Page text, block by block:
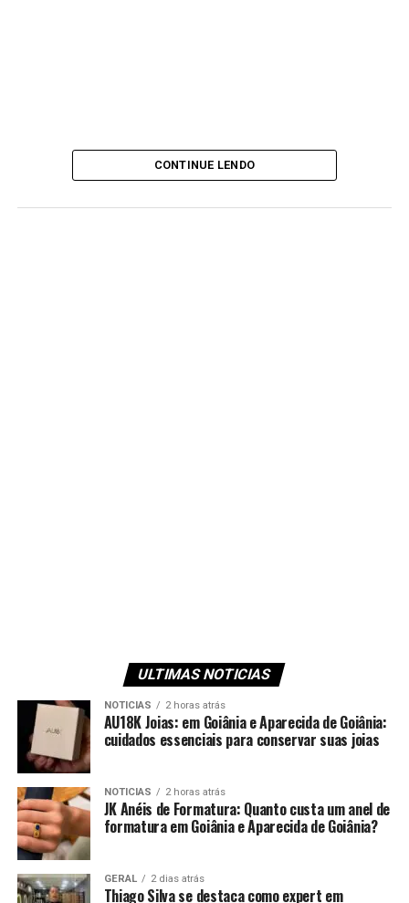
CONTINUE LENDO
ULTIMAS NOTICIAS
NOTICIAS 2 horas atrás
AU18K Joias: em Goiânia e Aparecida de Goiânia:
cuidados essenciais para conservar suas joias
NOTICIAS 2 horas atrás
JK Anéis de Formatura: Quanto custa um anel de
formatura em Goiânia e Aparecida de Goiânia?
GERAL 2 dias atrás
Thiago Silva se destaca como expert em